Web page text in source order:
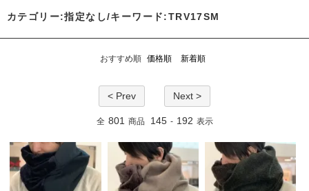
カテゴリー:指定なし/キーワード:TRV17SM
おすすめ順 価格順 新着順
< Prev Next >
全 801 商品 145 - 192 表示